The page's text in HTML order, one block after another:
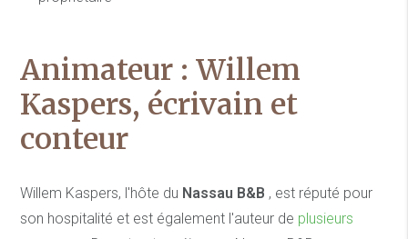
Animateur : Willem
Kaspers, écrivain et
conteur
Willem Kaspers, l'hôte du Nassau B&B , est réputé pour
son hospitalité et est également l'auteur de plusieurs